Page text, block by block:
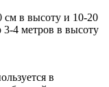
см в высоту и 10-20
4 метров в высоту
в